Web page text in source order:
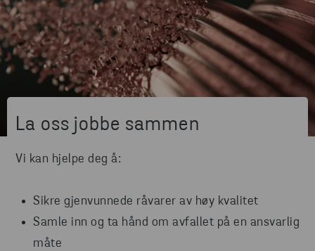
La oss jobbe sammen
Vi kan hjelpe deg å:
Sikre gjenvunnede råvarer av høy kvalitet
Samle inn og ta hånd om avfallet på en ansvarlig
måte